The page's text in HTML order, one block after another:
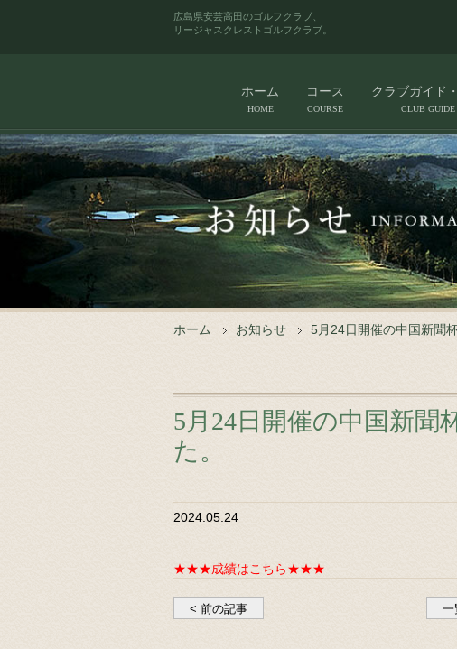
広島県安芸高田のゴルフクラブ、
リージャスクレストゴルフクラブ。
ホーム
HOME
コース
COURSE
クラブガイド
CLUB GUIDE
ホーム お知らせ 5月24日開催の中国新聞
5月24日開催の中国新聞
た。
2024.05.24
★★★成績はこちら★★★
< 前の記事 一